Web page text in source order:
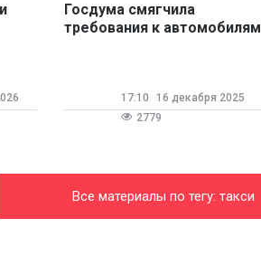
Госдума смягчила
требования к автомобилям
17:10
16 декабря 2025
2779
Все материалы по тегу: такси